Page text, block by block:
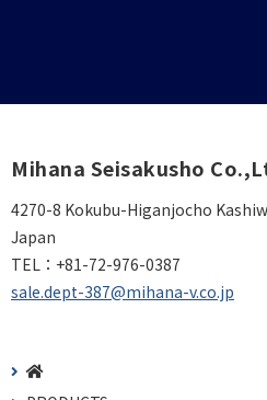
Mihana Seisakusho
4270-8 Kokubu-Higanjocho
Japan
TEL： +81-72-976-0387
sale.dept-387@mihana-v.co.jp